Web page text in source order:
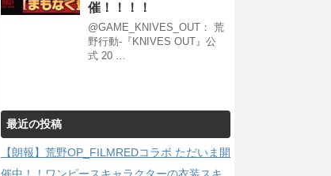
催！！！！
@GAME_KNIVES_OUT： 荒
野行動-『KNIVES OUT』公
式 20 …
最近の投稿
【朗報】荒野OP_FILMREDコラボ ただいま開